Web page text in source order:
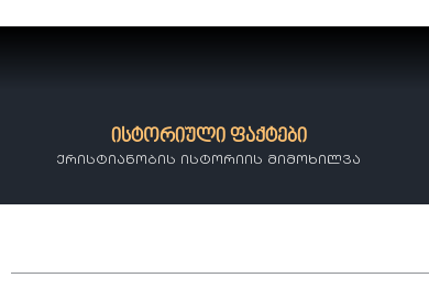
ისტორიული ფაქტები
ქრისტიანობის ისტორიის მიმოხილვა